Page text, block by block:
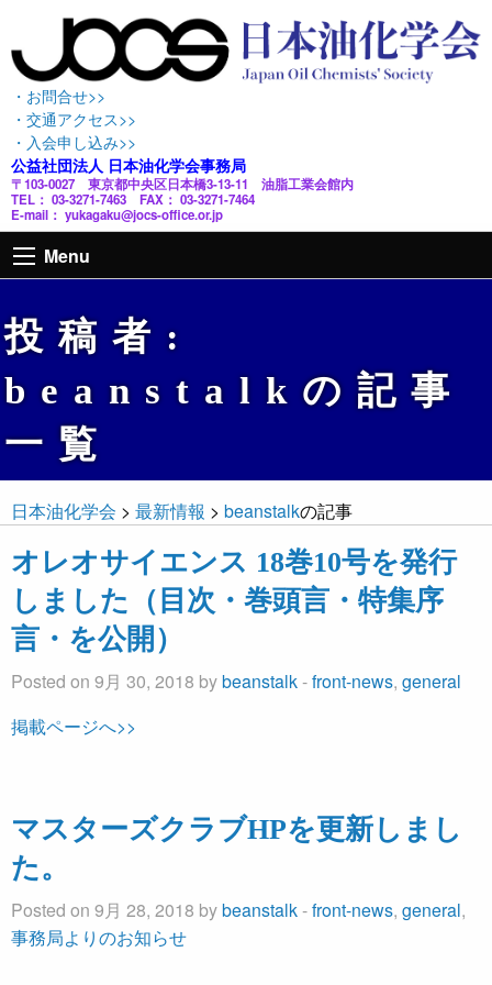
・お問合せ>>
・交通アクセス>>
・入会申し込み>>
公益社団法人 日本油化学会事務局
〒103-0027 東京都中央区日本橋3-13-11 油脂工業会館内
TEL： 03-3271-7463 FAX： 03-3271-7464
E-mail： yukagaku@jocs-office.or.jp
Menu
投稿者:
beanstalkの記事
一覧
日本油化学会 > 最新情報 > beanstalkの記事
オレオサイエンス 18巻10号を発行
しました（目次・巻頭言・特集序
言・を公開）
Posted on 9月 30, 2018 bybeanstalk-front-news, general
掲載ページへ>>
マスターズクラブHPを更新しまし
た。
Posted on 9月 28, 2018 bybeanstalk-front-news, general,
事務局よりのお知らせ